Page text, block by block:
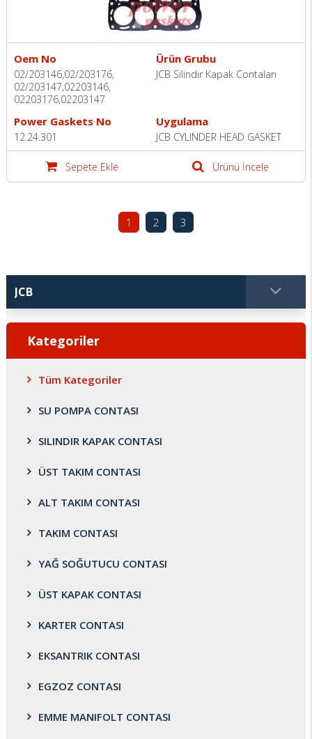
Oem No
02/203146,02/203176,
02/203147,02203146,
02203176,02203147
Ürün Grubu
JCB Silindir Kapak Contaları
Power Gaskets No
12.24.301
Uygulama
JCB CYLINDER HEAD GASKET
Sepete Ekle Ürünü İncele
1 2 3
Kategoriler
Tüm Kategoriler
SU POMPA CONTASI
SILINDIR KAPAK CONTASI
ÜST TAKIM CONTASI
ALT TAKIM CONTASI
TAKIM CONTASI
YAĞ SOĞUTUCU CONTASI
ÜST KAPAK CONTASI
KARTER CONTASI
EKSANTRIK CONTASI
EGZOZ CONTASI
EMME MANIFOLT CONTASI